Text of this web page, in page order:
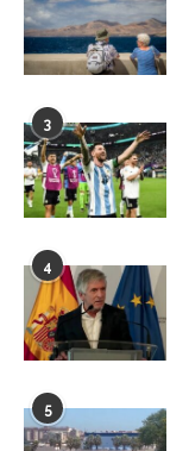
3
4
5